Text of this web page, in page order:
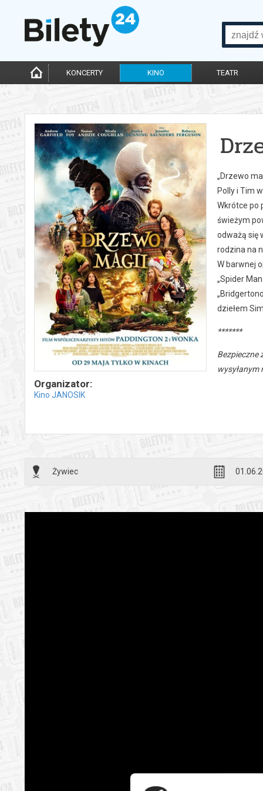
KONCERTY KINO TEATR
Organizator:
Kino JANOSIK
„Drzewo
Polly i Tim
Wkrótce po
świeżym
odważą się
rodzina na
W barwnej
„Spider
dziełem
*******
Bezpieczne
wysyłanym
Żywiec